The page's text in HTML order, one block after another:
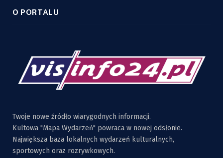
O PORTALU
Twoje nowe źródło wiarygodnych informacji.
Kultowa "Mapa Wydarzeń" powraca w nowej odsłonie.
Największa baza lokalnych wydarzeń kulturalnych,
sportowych oraz rozrywkowych.